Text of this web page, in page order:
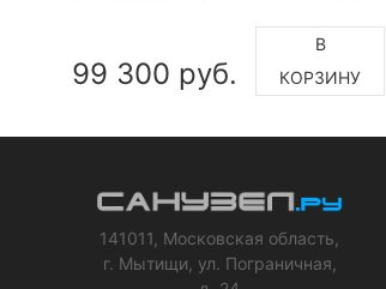
99 300 руб.
В
КОРЗИНУ
141011, Московская область,
г. Мытищи, ул. Пограничная,